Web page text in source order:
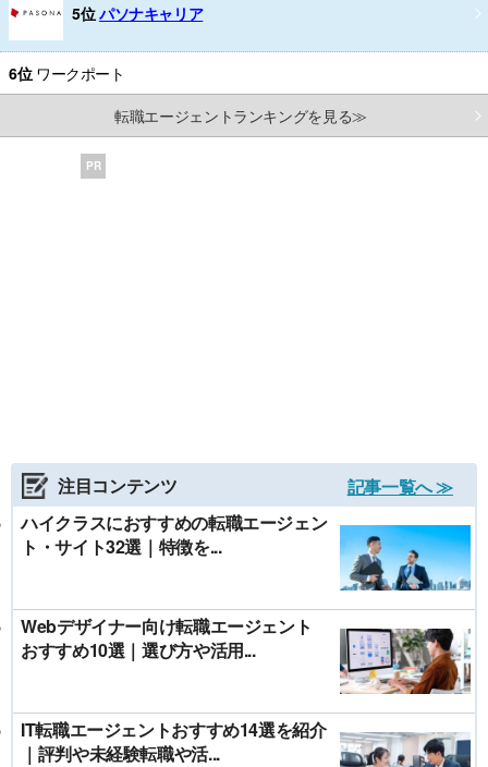
5位パソナキャリア
6位 ワークポート
転職エージェントランキングを見る≫
PR
注目コンテンツ
記事一覧へ ≫
ハイクラスにおすすめの転職エージェン
ト・サイト32選｜特徴を...
Webデザイナー向け転職エージェント
おすすめ10選｜選び方や活用...
IT転職エージェントおすすめ14選を紹介
｜評判や未経験転職や活...